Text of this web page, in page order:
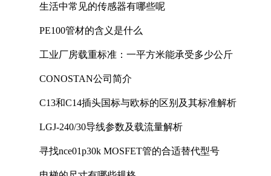
生活中常见的传感器有哪些呢
PE100管材的含义是什么
工业厂房载重标准：一平方米能承受多少公斤
CONOSTAN公司简介
C13和C14插头国标与欧标的区别及其标准解析
LGJ-240/30导线参数及载流量解析
寻找nce01p30k MOSFET管的合适替代型号